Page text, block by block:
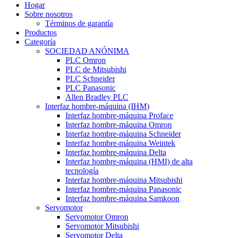
Hogar
Sobre nosotros
Términos de garantía
Productos
Categoría
SOCIEDAD ANÓNIMA
PLC Omron
PLC de Mitsubishi
PLC Schneider
PLC Panasonic
Allen Bradley PLC
Interfaz hombre-máquina (IHM)
Interfaz hombre-máquina Proface
Interfaz hombre-máquina Omron
Interfaz hombre-máquina Schneider
Interfaz hombre-máquina Weintek
Interfaz hombre-máquina Delta
Interfaz hombre-máquina (HMI) de alta
tecnología
Interfaz hombre-máquina Mitsubishi
Interfaz hombre-máquina Panasonic
Interfaz hombre-máquina Samkoon
Servomotor
Servomotor Omron
Servomotor Mitsubishi
Servomotor Delta